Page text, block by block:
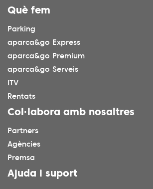
Què fem
Parking
aparca&go Express
aparca&go Premium
aparca&go Serveis
ITV
Rentats
Col·labora amb nosaltres
Partners
Agències
Premsa
Ajuda i suport